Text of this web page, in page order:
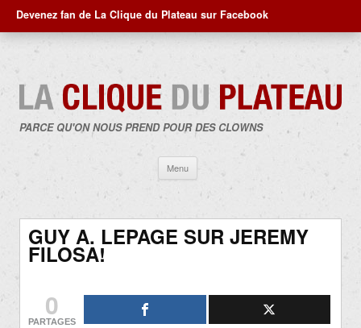
Devenez fan de La Clique du Plateau sur Facebook
PARCE QU'ON NOUS PREND POUR DES CLOWNS
Menu
contenu
GUY A. LEPAGE SUR JEREMY
FILOSA!
0
PARTAGES